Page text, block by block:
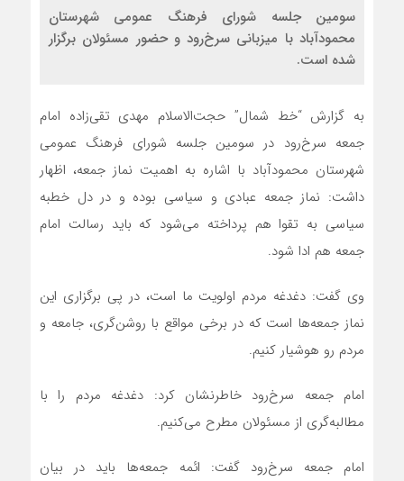
سومین جلسه شورای فرهنگ عمومی شهرستان
محمودآباد با میزبانی سرخ‌رود و حضور مسئولان برگزار
شده است.
به گزارش “خط شمال” حجت‌الاسلام مهدی تقی‌زاده امام
جمعه سرخ‌رود در سومین جلسه شورای فرهنگ عمومی
شهرستان محمودآباد با اشاره به اهمیت نماز جمعه، اظهار
داشت: نماز جمعه عبادی و سیاسی بوده و در دل خطبه
سیاسی به تقوا هم پرداخته می‌شود که باید رسالت امام
جمعه هم ادا شود‌.
وی گفت: دغدغه مردم اولویت ما است، در پی برگزاری این
نماز جمعه‌ها است که در برخی مواقع با روشن‌گری، جامعه و
مردم رو هوشیار کنیم.
امام جمعه سرخ‌رود خاطرنشان کرد: دغدغه مردم را با
مطالبه‌گری از مسئولان مطرح می‌کنیم.
امام جمعه سرخ‌رود گفت: ائمه جمعه‌ها باید در بیان